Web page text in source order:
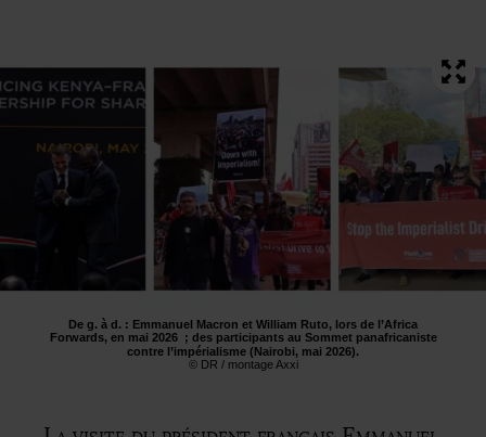
De g. à d. : Emmanuel Macron et William Ruto, lors de l’Africa
Forwards, en mai 2026
; des participants au Sommet panafricaniste
contre l’impérialisme (Nairobi, mai 2026).
© DR / montage Axxi